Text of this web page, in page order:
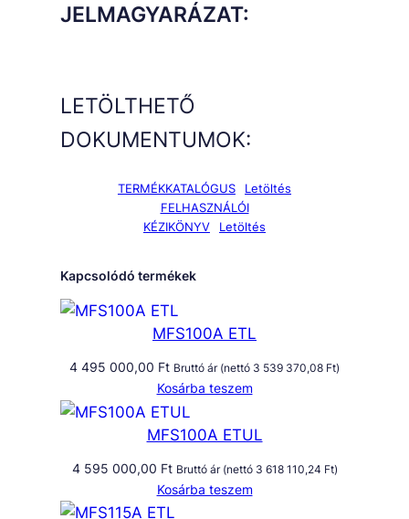
JELMAGYARÁZAT:
LETÖLTHETŐ
DOKUMENTUMOK:
TERMÉKKATALÓGUS
Letöltés
FELHASZNÁLÓI
KÉZIKÖNYV
Letöltés
Kapcsolódó termékek
MFS100A ETL
4 495 000,00 Ft Bruttó ár (nettó 3 539 370,08 Ft)
Kosárba teszem
MFS100A ETUL
4 595 000,00 Ft Bruttó ár (nettó 3 618 110,24 Ft)
Kosárba teszem